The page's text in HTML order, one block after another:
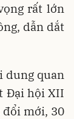
rất lớn
dẫn dắt
dung quan
Đại hội XII
đổi mới, 30